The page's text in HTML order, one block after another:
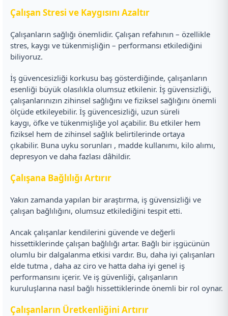
Çalışan Stresi ve Kaygısını Azaltır
Çalışanların sağlığı önemlidir. Çalışan refahının – özellikle
stres, kaygı ve tükenmişliğin – performansı etkilediğini
biliyoruz.
İş güvencesizliği korkusu baş gösterdiğinde, çalışanların
esenliği büyük olasılıkla olumsuz etkilenir. İş güvensizliği,
çalışanlarınızın zihinsel sağlığını ve fiziksel sağlığını önemli
ölçüde etkileyebilir. İş güvencesizliği, uzun süreli
kaygı, öfke ve tükenmişliğe yol açabilir. Bu etkiler hem
fiziksel hem de zihinsel sağlık belirtilerinde ortaya
çıkabilir. Buna uyku sorunları , madde kullanımı, kilo alımı,
depresyon ve daha fazlası dâhildir.
Çalışana Bağlılığı Artırır
Yakın zamanda yapılan bir araştırma, iş güvensizliği ve
çalışan bağlılığını, olumsuz etkilediğini tespit etti.
Ancak çalışanlar kendilerini güvende ve değerli
hissettiklerinde çalışan bağlılığı artar. Bağlı bir işgücünün
olumlu bir dalgalanma etkisi vardır. Bu, daha iyi çalışanları
elde tutma , daha az ciro ve hatta daha iyi genel iş
performansını içerir. Ve iş güvenliği, çalışanların
kuruluşlarına nasıl bağlı hissettiklerinde önemli bir rol oynar.
Çalışanların Üretkenliğini Artırır